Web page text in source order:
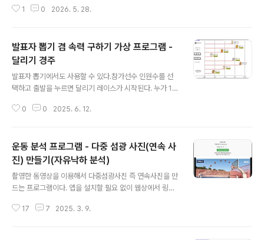
도록 제작된다. 이러한 방식으로 뛰어 오르거나 떨어지는
나 상황을 움직이는 이모티콘으로 전달할 것인지 정해 보
자.2. 모둠에서 정한 내용으로 움직임을 어떻게 표현할 것
인지 토의해 보자. 이때 등속 운동, 속력이 일정하게 변하는
운동, 자유 낙하 운동 중 1개 이상 포함되도록 한다.3. 움직
움직이는 이모티콘을 만들어 보자. 아래처럼 간단하게 원
1 0 2026. 5. 28.
발표자 뽑기 겸 속력 구하기 가상 프로그램 -
달리기 경주
발표자 뽑기에서도 사용할 수 있다.참가선수 인원수를 선
택하고 출발을 누르면 달리기 레이스가 시작된다. 누가 1등
된다.https://sciencej1.cafe24.com/html5/run/run.
리반이 1-30번 까지 존재 한다면, 처음에 참가선수를 3명
으로 해서 십의 자리를 먼저 뽑는다.그리고 참가선수를 10
명으로 바꿔서 일의 자리를 뽑으면 발표자를 뽑을 수 있다.
아래 처럼 2번 뽑아서 당첨되면 2번 학생이 당첨된 것이
력이 더 빠를까?교육용(속력)에 체크 한 후 실행하면 단순
0 0 2025. 6. 12.
운동 분석 프로그램 - 다중 섬광 사진(연속 사
진) 만들기(자유낙하 분석)
촬영한 동영상을 이용해서 다중섬광사진 즉 연속사진을 만
드는 프로그램이다. 앱을 설치할 필요 없이 웹상에서 링크
안드로이드폰이나 아이폰 또는 윈도우 환경에서도 다 사용
17 7 2025. 3. 9.